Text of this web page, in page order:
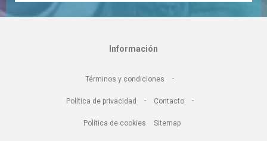
Información
Términos y condiciones -
Política de privacidad - Contacto -
Política de cookies Sitemap